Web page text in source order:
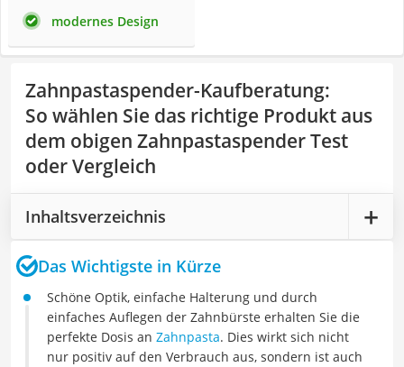
modernes Design
Zahnpastaspender-Kaufberatung:
So wählen Sie das richtige Produkt aus
dem obigen Zahnpastaspender Test
oder Vergleich
Inhaltsverzeichnis
Das Wichtigste in Kürze
Schöne Optik, einfache Halterung und durch
einfaches Auflegen der Zahnbürste erhalten Sie die
perfekte Dosis an Zahnpasta. Dies wirkt sich nicht
nur positiv auf den Verbrauch aus, sondern ist auch